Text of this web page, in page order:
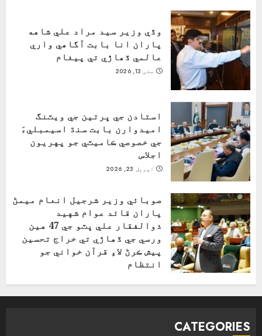
وڏي وزير سيد مراد علي شاهه
پاران انا بابت آگاهي واري
عالمي ڏھاڙي تي پيغام
مئی 13, 2026
استادن جي ڀرتين جي ويٽنگ
اميدوارن بابت سنڌ اسيمبليءَ
جي خصوصي ڪاميٽي جو پهريون
اجلاس
اپریل 23, 2026
صوبائي وزير شرجيل انعام ميمڻ
پاران قائد عوام شهيد
ذوالفقار علي ڀٽو جي 47 هين
ورسي جي ڏهاڙي تي خراج تحسين
پيش ڪرڻ لاءِ قرآن خواني جو
انتظام
CATEGORIES